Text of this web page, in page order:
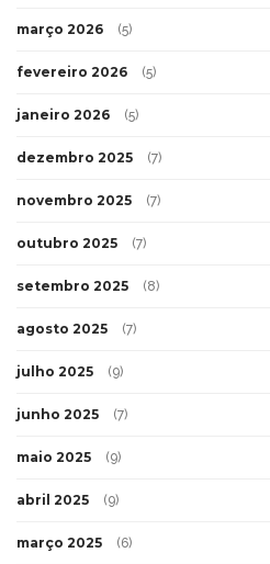
março 2026 (5)
fevereiro 2026 (5)
janeiro 2026 (5)
dezembro 2025 (7)
novembro 2025 (7)
outubro 2025 (7)
setembro 2025 (8)
agosto 2025 (7)
julho 2025 (9)
junho 2025 (7)
maio 2025 (9)
abril 2025 (9)
março 2025 (6)